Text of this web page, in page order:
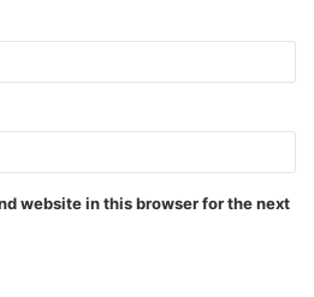
website in this browser for the next